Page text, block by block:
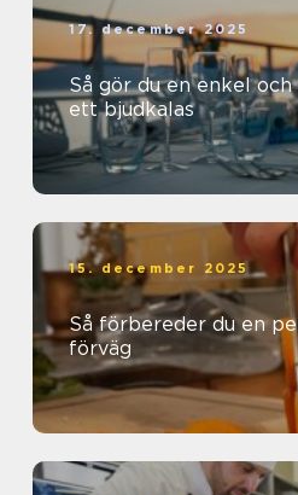
17. december 2025
Så gör du en enkel
ett bjudkalas
15. december 2025
Så förbereder du en
förväg